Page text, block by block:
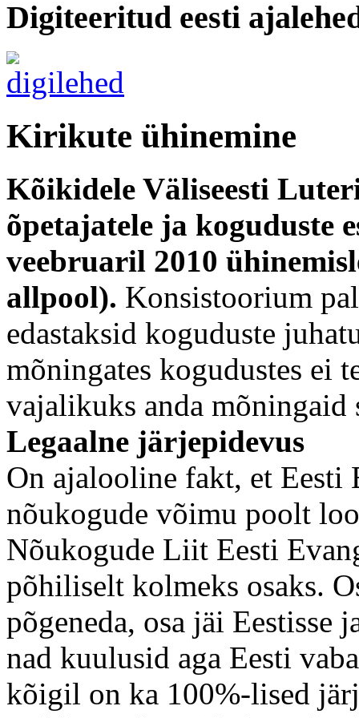
Digiteeritud eesti
Kirikute ühinemine
Kõikidele Väliseesti
õpetajatele ja koguduste
veebruaril 2010
allpool). Konsistoorium
edastaksid koguduste
mõningates kogudustes ei
vajalikuks anda mõningaid
Legaalne järjepidevus
On ajalooline fakt, et
nõukogude võimu poolt
Nõukogude Liit Eesti
põhiliselt kolmeks osaks.
põgeneda, osa jäi Eestisse
nad kuulusid aga Eesti
kõigil on ka 100%-lised